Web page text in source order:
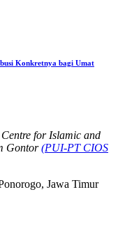
Konkretnya bagi Umat
for Islamic and
Gontor(PUI-PT CIOS
Jawa Timur